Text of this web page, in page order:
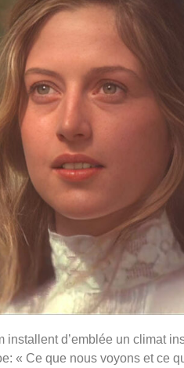
d’emblée un climat
« Ce que nous voyons et ce